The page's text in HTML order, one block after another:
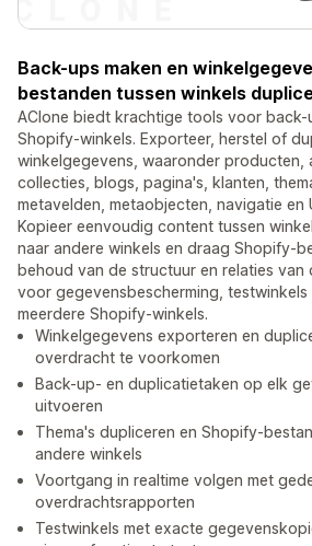
Back-ups maken en
bestanden tussen winkels
AClone biedt krachtige tools voor
Shopify-winkels. Exporteer, herstel of
winkelgegevens, waaronder producten,
collecties, blogs, pagina's, klanten,
metavelden, metaobjecten, navigatie en
Kopieer eenvoudig content tussen
naar andere winkels en draag Shopify-
behoud van de structuur en relaties van
voor gegevensbescherming,
meerdere Shopify-winkels.
Winkelgegevens exporteren en
overdracht te voorkomen
Back-up- en duplicatietaken op elk
uitvoeren
Thema's dupliceren en Shopify-
andere winkels
Voortgang in realtime volgen met
overdrachtsrapporten
Testwinkels met exacte